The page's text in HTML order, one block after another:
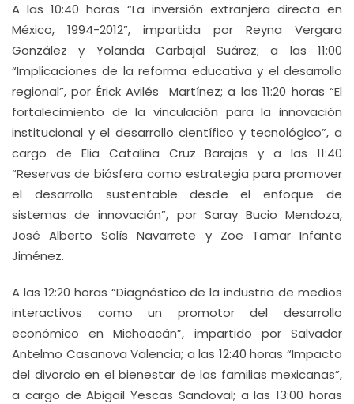
A las 10:40 horas “La inversión extranjera directa en
México, 1994-2012”, impartida por Reyna Vergara
González y Yolanda Carbajal Suárez; a las 11:00
“Implicaciones de la reforma educativa y el desarrollo
regional”, por Érick Avilés Martínez; a las 11:20 horas “El
fortalecimiento de la vinculación para la innovación
institucional y el desarrollo científico y tecnológico”, a
cargo de Elia Catalina Cruz Barajas y a las 11:40
“Reservas de biósfera como estrategia para promover
el desarrollo sustentable desde el enfoque de
sistemas de innovación”, por Saray Bucio Mendoza,
José Alberto Solís Navarrete y Zoe Tamar Infante
Jiménez.
A las 12:20 horas “Diagnóstico de la industria de medios
interactivos como un promotor del desarrollo
económico en Michoacán”, impartido por Salvador
Antelmo Casanova Valencia; a las 12:40 horas “Impacto
del divorcio en el bienestar de las familias mexicanas”,
a cargo de Abigail Yescas Sandoval; a las 13:00 horas